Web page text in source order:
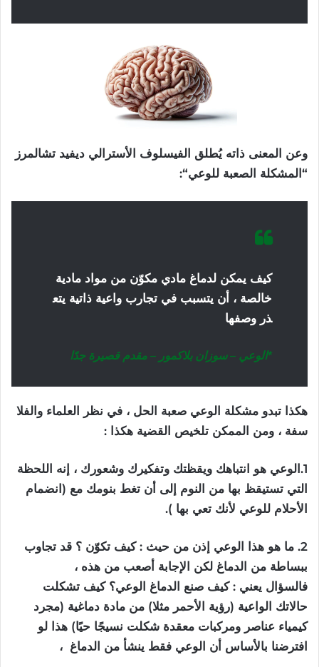
وعن المعنى ذاته يُطلق الفيسلوف الأسترالي ديفيد تشالمرز
“المشكلة الصعبة للوعي“:
كيف يمكن لدماغ مادي مكوّن من مواد مادية
خالصة ، أن يتسبب في تجارب واعية ذاتية يتع
ذر وصفها
*الوعي –سوزان بلاكمور – مقدم قصيرة جدًا
هكذا تبدو مشكلة الوعي صعبة الحل ، في نظر العلماء والفلا
سفة ، ومن الممكن تلخيص القضية هكذا :
1.الوعي هو انتباهك ويقظتك وتفكيرك وشعورك ، إنه اللحظة
التي تستيقظ بها من النوم إلى أن تغط بنومك مع (انضمام
الأحلام للوعي لأنك تعي بها ).
2. ما هو هذا الوعي إذن من حيث : كيف تكوّن ؟ قد تجاوب
ببساطة من الدماغ لكن الإجابة أصعب من هذه ،
فالسؤال يعني : كيف صنع الدماغ الوعي؟ كيف تشكلت
حالاتك الواعية (رؤية الأحمر مثلا) من مادة دماغية (مجرد
كيمياء عناصر ومركبات معقدة شكلت نسيجًا حيًا) هذا لو
افترضنا بالأساس أن الوعي فقط ينشأ من الدماغ ،